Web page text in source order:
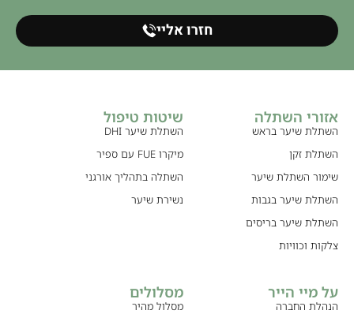
חזרו אליי
אזורי השתלה
השתלת שיער בראש
השתלת זקן
שימור השתלת שיער
השתלת שיער בגבות
השתלת שיער בריסים
צלקות וכוויות
שיטות טיפול
השתלת שיער DHI
מיקרו FUE עם ספיר
השתלה בתהליך אורגני
נשירת שיער
על מיי הייר
הנהלת החברה
מסלולים
מסלול מהיר